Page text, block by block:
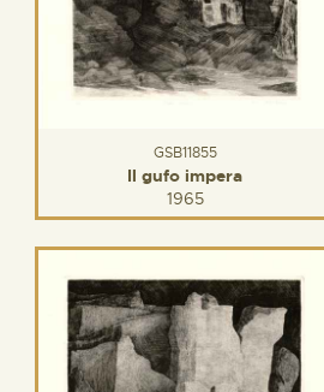
GSB11855
Il gufo impera
1965